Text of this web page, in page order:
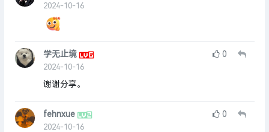
2024-10-16
学无止境
2024-10-16
0
谢谢分享。
fehnxue
2024-10-16
0